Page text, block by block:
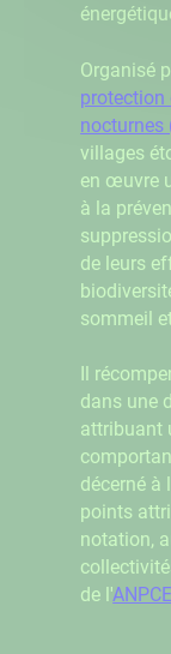
Organisé
protection
nocturnes
villages
en œuvre
à la
de leurs
sommeil
Il
dans une
attribuant
décerné à
points
notation,
de l'